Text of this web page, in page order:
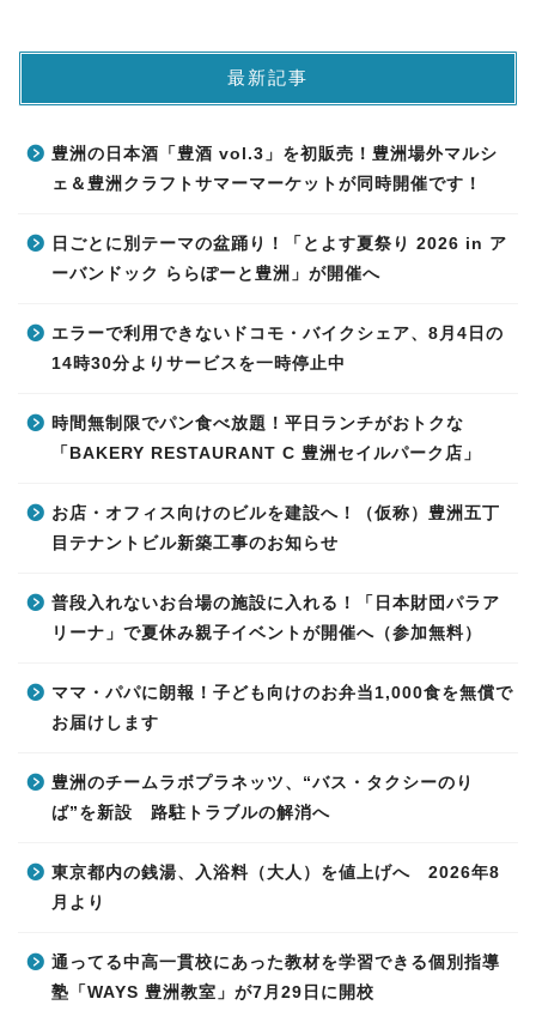
最新記事
豊洲の日本酒「豊酒 vol.3」を初販売！豊洲場外マルシ
ェ＆豊洲クラフトサマーマーケットが同時開催です！
日ごとに別テーマの盆踊り！「とよす夏祭り 2026 in ア
ーバンドック ららぽーと豊洲」が開催へ
エラーで利用できないドコモ・バイクシェア、8月4日の
14時30分よりサービスを一時停止中
時間無制限でパン食べ放題！平日ランチがおトクな
「BAKERY RESTAURANT C 豊洲セイルパーク店」
お店・オフィス向けのビルを建設へ！（仮称）豊洲五丁
目テナントビル新築工事のお知らせ
普段入れないお台場の施設に入れる！「日本財団パラア
リーナ」で夏休み親子イベントが開催へ（参加無料）
ママ・パパに朗報！子ども向けのお弁当1,000食を無償で
お届けします
豊洲のチームラボプラネッツ、“バス・タクシーのり
ば”を新設 路駐トラブルの解消へ
東京都内の銭湯、入浴料（大人）を値上げへ 2026年8
月より
通ってる中高一貫校にあった教材を学習できる個別指導
塾「WAYS 豊洲教室」が7月29日に開校